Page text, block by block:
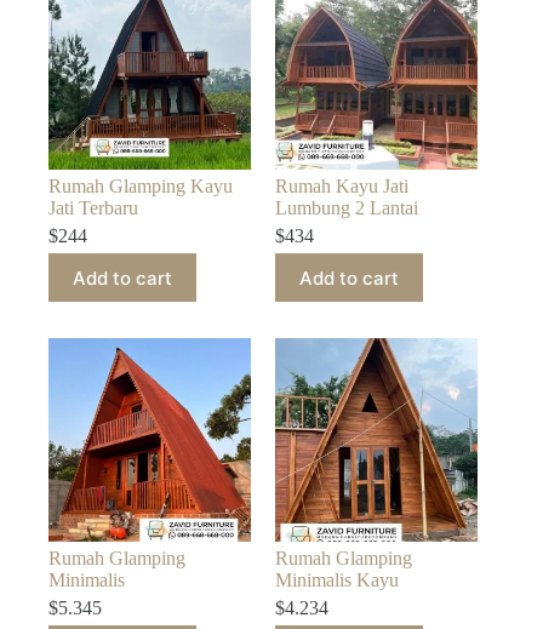
Rumah Glamping Kayu
Jati Terbaru
$244
Add to cart
Rumah Kayu Jati
Lumbung 2 Lantai
$434
Add to cart
Rumah Glamping
Minimalis
$5.345
Rumah Glamping
Minimalis Kayu
$4.234